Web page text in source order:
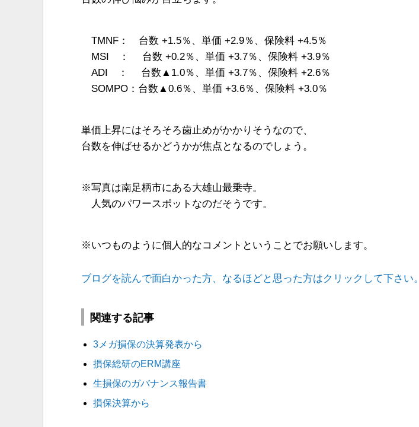
TMNF： 台数 +1.5％、単価 +2.9％、保険料 +4.5％
MSI ： 台数 +0.2％、単価 +3.7％、保険料 +3.9％
ADI ： 台数▲1.0％、単価 +3.7％、保険料 +2.6％
SOMPO：台数▲0.6％、単価 +3.6％、保険料 +3.0％
単価上昇にはそろそろ歯止めがかかりそうなので、
台数を伸ばせるかどうかが焦点となるのでしょう。
※写真は南足柄市にある大雄山最乗寺。
人気のパワースポットなのだそうです。
※いつものように個人的なコメントということでお願いします。
ブログを読んで面白かった方、なるほどと思った方はクリックして下さい。
関連する記事
3メガ損保の決算発表から
損保総研のERM講座
生損保のガバナンス報告書
損保決算から